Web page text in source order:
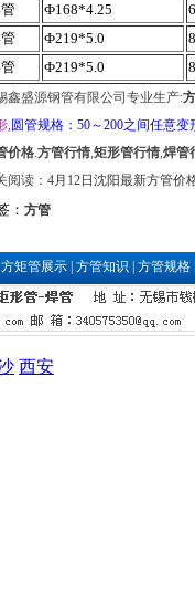
Ф168*4.25
Ф219*5.0
Ф219*5.0
鑫盛源钢管有限公司专业生产:
, 圆管规格：50～200之间任意变
价格.方管行情,矩形管行情,焊管
阅读： 4月12日沈阳最新方管价
： 方管
方矩管展示| 方管知识 方管规格
西安